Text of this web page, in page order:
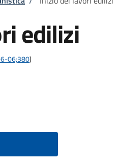
edilizi
06;380)